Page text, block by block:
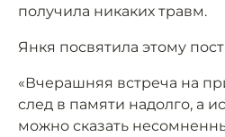
получила никаких травм.
Янкя посвятила этому
«Вчерашняя встреча на
след в памяти надолго, а
можно сказать